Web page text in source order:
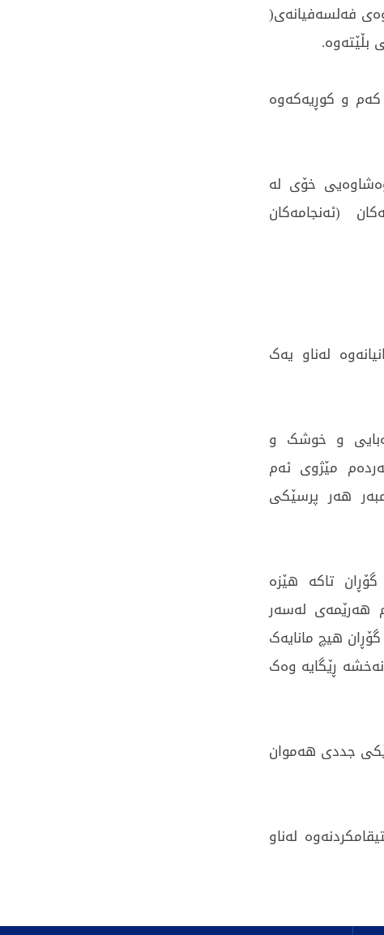
فەلسەفیانەی(
بڵێتەوە.
و کوڕیەکەوە
خۆی لە
(ئەنجامەکان
لەناو یەک
و خوشک و
مێژوی ئەم
هەر پرسێکی
تاکە هێزە
هەرێمەی لەسەر
هیچ مانایەک
ڕێگایە وەک
جددی هەموان
لەناو